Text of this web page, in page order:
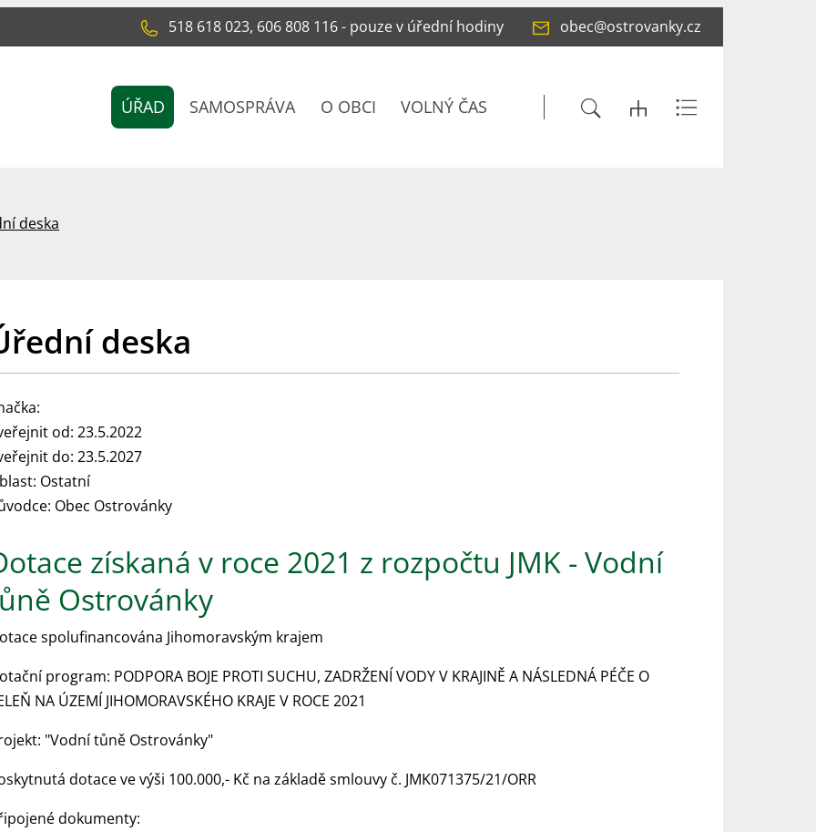
518 618 023, 606 808 116 - pouze v úřední hodiny obec@ostrovanky.cz
ÚŘAD SAMOSPRÁVA O OBCI VOLNÝ ČAS
deska
deska
od: 23.5.2022
do: 23.5.2027
Ostatní
Obec Ostrovánky
získaná v roce 2021 z rozpočtu JMK - Vodní
Ostrovánky
spolufinancována Jihomoravským krajem
program: PODPORA BOJE PROTI SUCHU, ZADRŽENÍ VODY V KRAJINĚ A NÁSLEDNÁ PÉČE O
NA ÚZEMÍ JIHOMORAVSKÉHO KRAJE V ROCE 2021
"Vodní tůně Ostrovánky"
dotace ve výši 100.000,- Kč na základě smlouvy č. JMK071375/21/ORR
dokumenty: